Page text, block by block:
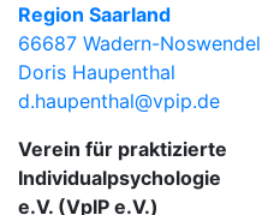
Region Saarland
66687 Wadern-Noswendel
Doris Haupenthal
d.haupenthal@vpip.de
Verein für praktizierte
Individualpsychologie
e.V. (VpIP e.V.)